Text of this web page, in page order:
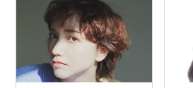
りました。
そしてはじめての出産といえば
とはほど遠い代物でしたが、ハー